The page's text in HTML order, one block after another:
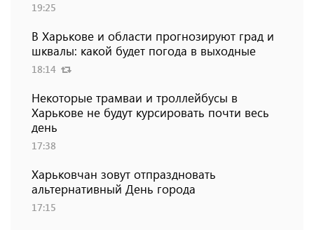
19:25
В Харькове и области прогнозируют град и
шквалы: какой будет погода в выходные
18:14
Некоторые трамваи и троллейбусы в
Харькове не будут курсировать почти весь
день
17:38
Харьковчан зовут отпраздновать
альтернативный День города
17:15